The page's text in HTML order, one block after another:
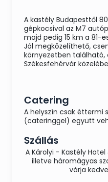
A kastély Budapesttől
gépkocsival az M7
majd pedig 15 km a 81-
Jól megközelíthető,
környezetben található,
Székesfehérvár
Catering
A helyszín csak éttermi
(cateringgel) együtt
Szállás
A Károlyi - Kastély
illetve háromágyas
várja